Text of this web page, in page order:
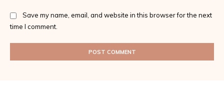
Save my name, email, and website in this browser for the next
time I comment.